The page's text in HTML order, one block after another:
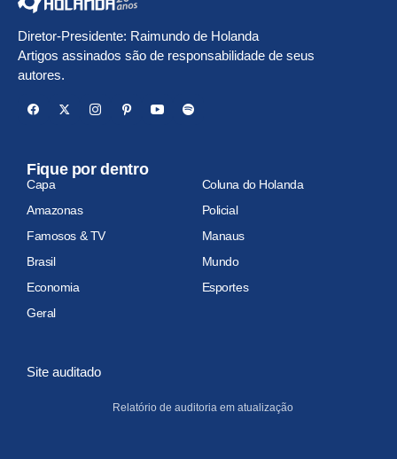
Diretor-Presidente: Raimundo de Holanda
Artigos assinados são de responsabilidade de seus
autores.
Fique por dentro
Capa
Coluna do Holanda
Amazonas
Policial
Famosos & TV
Manaus
Brasil
Mundo
Economia
Esportes
Geral
Site auditado
Relatório de auditoria em atualização